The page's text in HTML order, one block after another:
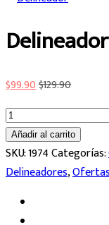
Delineador
$99.90$129.90
Delineador
cantidad
Añadir al carrito
SKU:1974Categorías:
Delineadores,